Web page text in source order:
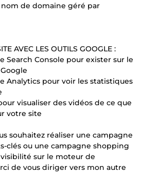
de domaine géré par
AVEC LES OUTILS GOOGLE :
Search Console pour exister sur le
Analytics pour voir les statistiques
visualiser des vidéos de ce que
votre site
souhaitez réaliser une campagne
clés ou une campagne shopping
sur le moteur de
de vous diriger vers mon autre